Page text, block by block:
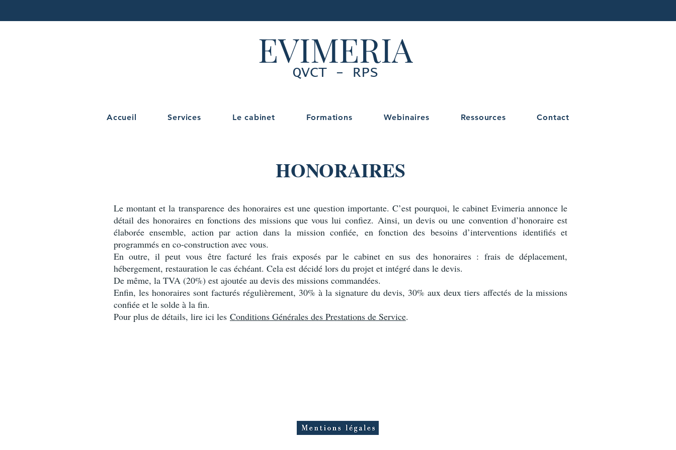
EVIMERIA
QVCT - RPS
Accueil Services Le cabinet Formations Webinaires Ressources Contact
HONORAIRES
Le montant et la transparence des honoraires est une question importante. C’est pourquoi, le cabinet Evimeria annonce le
détail des honoraires en fonctions des missions que vous lui confiez. Ainsi, un devis ou une convention d’honoraire est
élaborée ensemble, action par action dans la mission confiée, en fonction des besoins d’interventions identifiés et
programmés en co-construction avec vous.
En outre, il peut vous être facturé les frais exposés par le cabinet en sus des honoraires : frais de déplacement,
hébergement, restauration le cas échéant. Cela est décidé lors du projet et intégré dans le devis.
De même, la TVA (20%) est ajoutée au devis des missions commandées.
Enfin, les honoraires sont facturés régulièrement, 30% à la signature du devis, 30% aux deux tiers affectés de la missions
confiée et le solde à la fin.
Pour plus de détails, lire ici les Conditions Générales des Prestations de Service.